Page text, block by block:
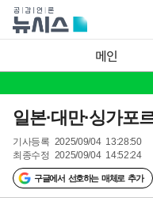
메인
일본·대만·싱가
기사등록 2025/09/04 13:28:50
최종수정 2025/09/04 14:52:24
구글에서 선호하는 매체로 추가